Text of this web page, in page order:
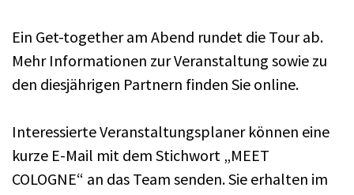
Ein Get-together am Abend rundet die Tour ab.
Mehr Informationen zur Veranstaltung sowie zu
den diesjährigen Partnern finden Sie online.
Interessierte Veranstaltungsplaner können eine
kurze E-Mail mit dem Stichwort „MEET
COLOGNE“ an das Team senden. Sie erhalten im